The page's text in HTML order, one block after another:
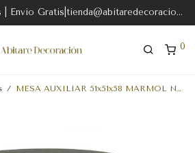
Tiempo entrega 10 dias | Envio Gratis|tienda@abitaredecoracion.com
0
/ MESA AUXILIAR 51x51x58 MARMOL NEGRO-METAL DORADO-NEGRO